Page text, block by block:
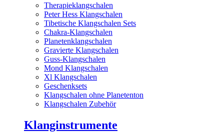
Therapieklangschalen
Peter Hess Klangschalen
Tibetische Klangschalen Sets
Chakra-Klangschalen
Planetenklangschalen
Gravierte Klangschalen
Guss-Klangschalen
Mond Klangschalen
Xl Klangschalen
Geschenksets
Klangschalen ohne Planetenton
Klangschalen Zubehör
Klanginstrumente